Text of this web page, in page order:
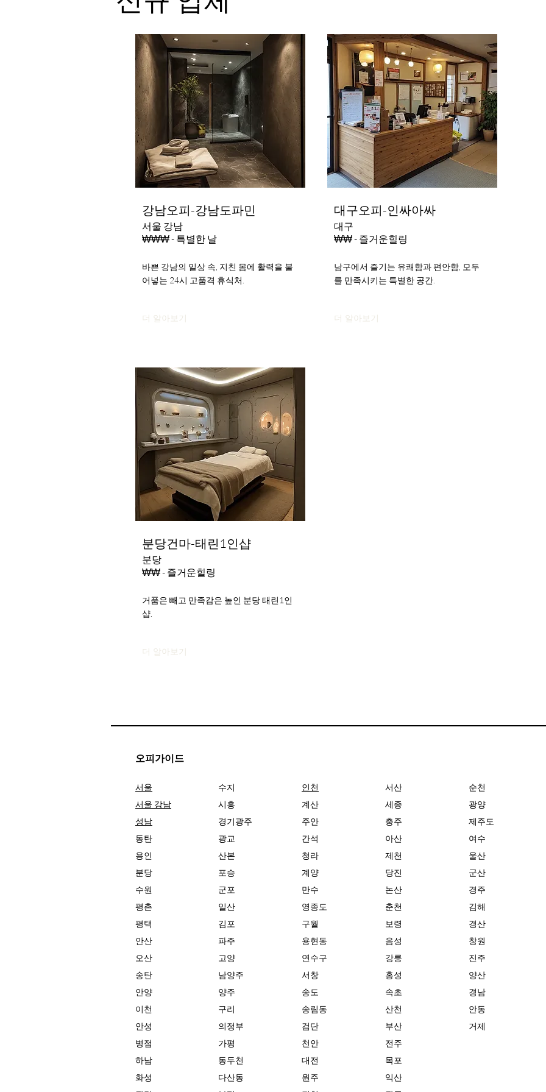
강남오피-강남도파민
서울 강남
₩₩₩ - 특별한 날
바쁜 강남의 일상 속, 지친 몸에 활력을 불
어넣는 24시 고품격 휴식처.
더 알아보기
대구오피-인싸아싸
대구
₩₩ - 즐거운힐링
남구에서 즐기는 유쾌함과 편안함, 모두
를 만족시키는 특별한 공간.
더 알아보기
분당건마-태린1인샵
분당
₩₩ - 즐거운힐링
거품은 빼고 만족감은 높인 분당 태린1인
샵.
더 알아보기
오피가이드
서울
서울 강남
성남
동탄
용인
분당
수원
평촌
평택
안산
오산
송탄
안양
이천
안성
병점
하남
화성
수지
시흥
경기광주
광교
산본
포승
군포
일산
김포
파주
고양
남양주
양주
구리
의정부
가평
동두천
다산동
인천
계산
주안
간석
청라
계양
만수
영종도
구월
용현동
연수구
서창
송도
송림동
검단
천안
대전
원주
서산
세종
충주
아산
제천
당진
논산
춘천
보령
음성
강릉
홍성
속초
산천
부산
전주
목포
익산
순천
광양
제주도
여수
울산
군산
경주
김해
경산
창원
진주
양산
경남
안동
거제